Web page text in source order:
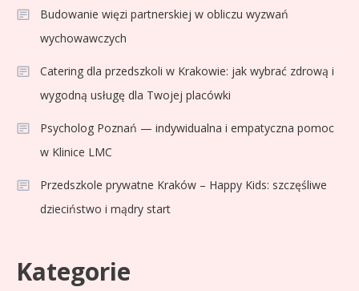
Budowanie więzi partnerskiej w obliczu wyzwań
wychowawczych
Catering dla przedszkoli w Krakowie: jak wybrać zdrową i
wygodną usługę dla Twojej placówki
Psycholog Poznań — indywidualna i empatyczna pomoc
w Klinice LMC
Przedszkole prywatne Kraków – Happy Kids: szczęśliwe
dzieciństwo i mądry start
Kategorie